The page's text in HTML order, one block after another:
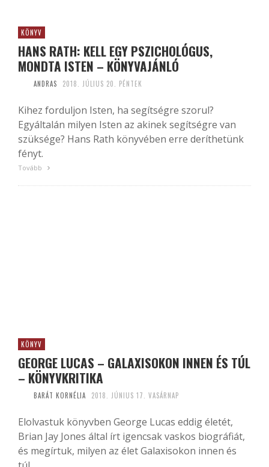
KÖNYV
HANS RATH: KELL EGY PSZICHOLÓGUS,
MONDTA ISTEN – KÖNYVAJÁNLÓ
ANDRAS 2018. JÚLIUS 20. PÉNTEK
Kihez forduljon Isten, ha segítségre szorul?
Egyáltalán milyen Isten az akinek segítségre van
szüksége? Hans Rath könyvében erre deríthetünk
fényt.
Tovább
KÖNYV
GEORGE LUCAS – GALAXISOKON INNEN ÉS TÚL
– KÖNYVKRITIKA
BARÁT KORNÉLIA 2018. JÚNIUS 17. VASÁRNAP
Elolvastuk könyvben George Lucas eddig életét,
Brian Jay Jones által írt igencsak vaskos biográfiát,
és megírtuk, milyen az élet Galaxisokon innen és